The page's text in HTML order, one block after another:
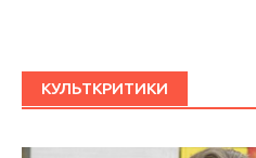
КУЛЬТКРИТИКИ